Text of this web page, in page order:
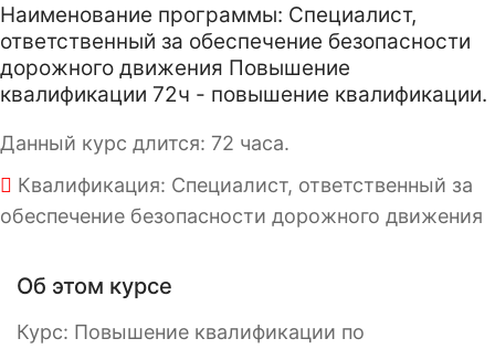
Наименование программы: Специалист,
ответственный за обеспечение безопасности
дорожного движения Повышение
квалификации 72ч - повышение квалификации.
Данный курс длится: 72 часа.
Квалификация: Специалист, ответственный за
обеспечение безопасности дорожного движения
Об этом курсе
Курс: Повышение квалификации по